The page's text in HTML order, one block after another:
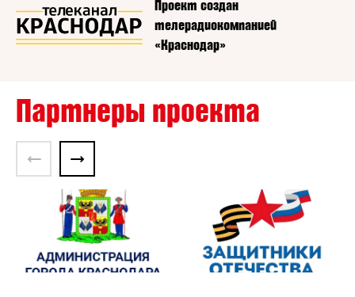
Проект создан
телерадиокомпанией
«Краснодар»
Партнеры проекта